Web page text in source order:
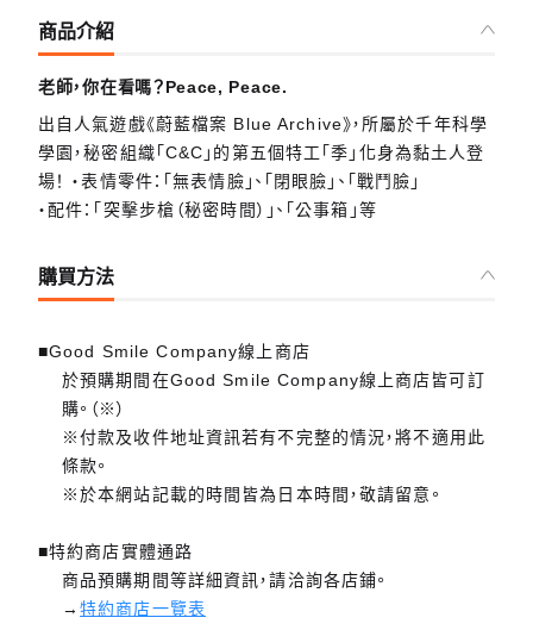
商品介紹
老師，你在看嗎？Peace, Peace.
出自人氣遊戲《蔚藍檔案 Blue Archive》，所屬於千年科學
學園，秘密組織「C&C」的第五個特工「季」化身為黏土人登
場！ ・表情零件：「無表情臉」、「閉眼臉」、「戰鬥臉」
・配件：「突擊步槍（秘密時間）」、「公事箱」等
購買方法
■Good Smile Company線上商店
於預購期間在Good Smile Company線上商店皆可訂
購。（※）
※付款及收件地址資訊若有不完整的情況，將不適用此
條款。
※於本網站記載的時間皆為日本時間，敬請留意。
■特約商店實體通路
商品預購期間等詳細資訊，請洽詢各店鋪。
→特約商店一覽表